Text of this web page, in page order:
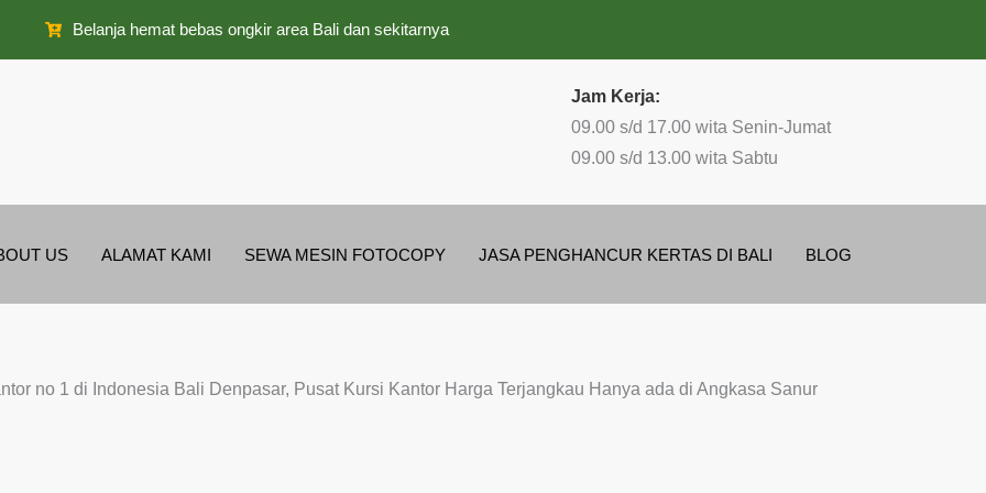
Belanja hemat bebas ongkir area Bali dan sekitarnya
Jam Kerja:
09.00 s/d 17.00 wita Senin-Jumat
09.00 s/d 13.00 wita Sabtu
US ALAMAT KAMI SEWA MESIN FOTOCOPY JASA PENGHANCUR KERTAS DI BALI BLOG
no 1 di Indonesia Bali Denpasar, Pusat Kursi Kantor Harga Terjangkau Hanya ada di Angkasa Sanur